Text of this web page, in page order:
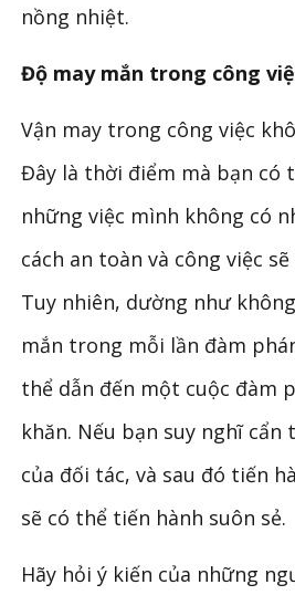
nồng nhiệt.
Độ may mắn trong công
Vận may trong công việc
Đây là thời điểm mà bạn có
những việc mình không có
cách an toàn và công việc
Tuy nhiên, dường như
mắn trong mỗi lần đàm
thể dẫn đến một cuộc đàm
khăn. Nếu bạn suy nghĩ cẩn
của đối tác, và sau đó tiến
sẽ có thể tiến hành suôn sẻ.
Hãy hỏi ý kiến ​​của những